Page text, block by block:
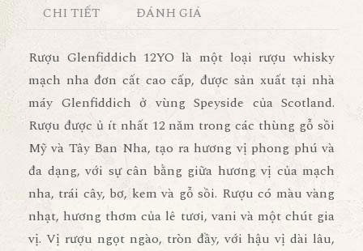
CHI TIẾT ĐÁNH GIÁ
Rượu Glenfiddich 12YO là một loại rượu whisky
mạch nha đơn cất cao cấp, được sản xuất tại nhà
máy Glenfiddich ở vùng Speyside của Scotland.
Rượu được ủ ít nhất 12 năm trong các thùng gỗ sồi
Mỹ và Tây Ban Nha, tạo ra hương vị phong phú và
đa dạng, với sự cân bằng giữa hương vị của mạch
nha, trái cây, bơ, kem và gỗ sồi. Rượu có màu vàng
nhạt, hương thơm của lê tươi, vani và một chút gia
vị. Vị rượu ngọt ngào, tròn đầy, với hậu vị dài lâu,